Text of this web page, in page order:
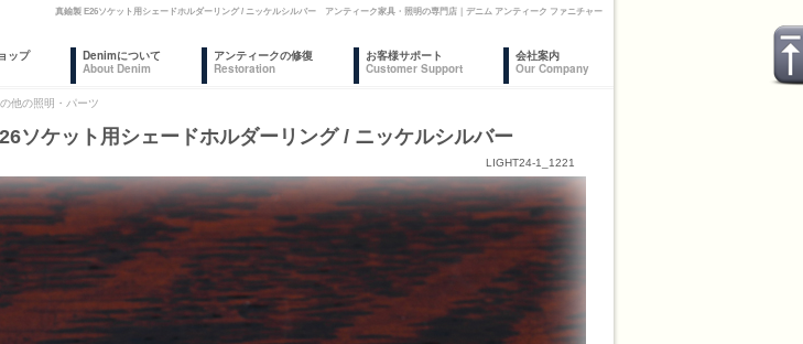
真鍮製 E26ソケット用シェードホルダーリング / ニッケルシルバー アンティーク家具・照明の専門店｜デニム アンティーク ファニチャー
ップ
Denimについて
About Denim
アンティークの修復
Restoration
お客様サポート
Customer Support
会社案内
Our Company
他の照明・パーツ
ソケット用シェードホルダーリング / ニッケルシルバー
LIGHT24-1_1221